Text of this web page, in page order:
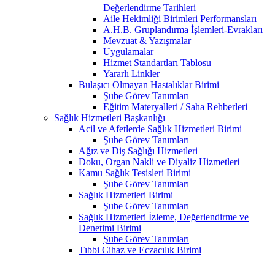
Değerlendirme Tarihleri
Aile Hekimliği Birimleri Performansları
A.H.B. Gruplandırma İşlemleri-Evrakları
Mevzuat & Yazışmalar
Uygulamalar
Hizmet Standartları Tablosu
Yararlı Linkler
Bulaşıcı Olmayan Hastalıklar Birimi
Şube Görev Tanımları
Eğitim Materyalleri / Saha Rehberleri
Sağlık Hizmetleri Başkanlığı
Acil ve Afetlerde Sağlık Hizmetleri Birimi
Şube Görev Tanımları
Ağız ve Diş Sağlığı Hizmetleri
Doku, Organ Nakli ve Diyaliz Hizmetleri
Kamu Sağlık Tesisleri Birimi
Şube Görev Tanımları
Sağlık Hizmetleri Birimi
Şube Görev Tanımları
Sağlık Hizmetleri İzleme, Değerlendirme ve
Denetimi Birimi
Şube Görev Tanımları
Tıbbi Cihaz ve Eczacılık Birimi